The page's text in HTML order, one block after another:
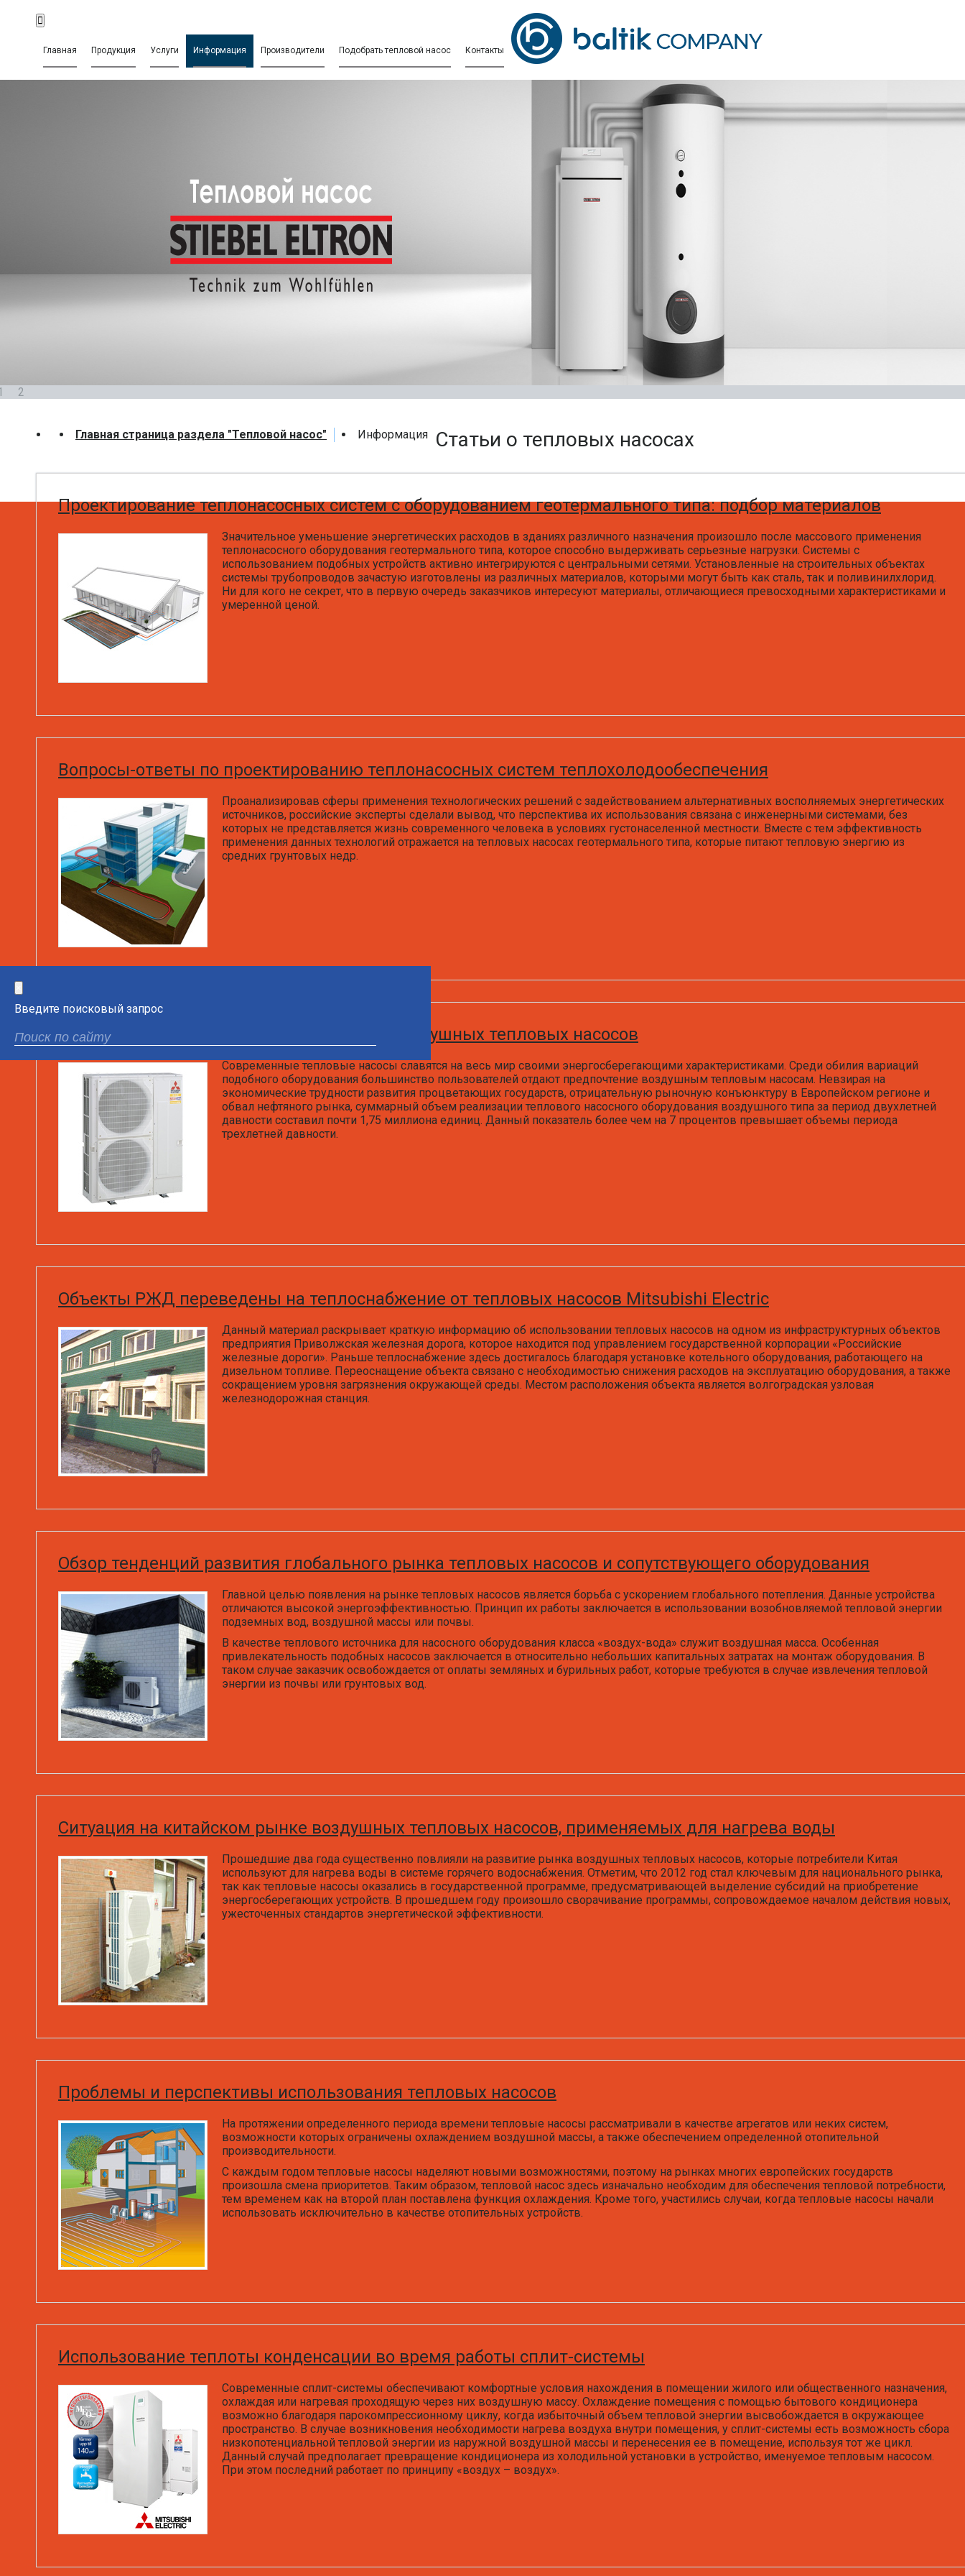
Главная Продукция Услуги Информация Производители Подобрать тепловой насос Контакты
Введите поисковый запрос
2
Главная страница раздела "Тепловой насос" Информация Статьи о тепловых насосах
Проектирование теплонасосных систем с оборудованием геотермального типа: подбор материалов
Значительное уменьшение энергетических расходов в зданиях различного назначения произошло после массового применения
теплонасосного оборудования геотермального типа, которое способно выдерживать серьезные нагрузки. Системы с
использованием подобных устройств активно интегрируются с центральными сетями. Установленные на строительных объектах
системы трубопроводов зачастую изготовлены из различных материалов, которыми могут быть как сталь, так и поливинилхлорид.
Ни для кого не секрет, что в первую очередь заказчиков интересуют материалы, отличающиеся превосходными характеристиками и
умеренной ценой.
Вопросы-ответы по проектированию теплонасосных систем теплохолодообеспечения
Проанализировав сферы применения технологических решений с задействованием альтернативных восполняемых энергетических
источников, российские эксперты сделали вывод, что перспектива их использования связана с инженерными системами, без
которых не представляется жизнь современного человека в условиях густонаселенной местности. Вместе с тем эффективность
применения данных технологий отражается на тепловых насосах геотермального типа, которые питают тепловую энергию из
средних грунтовых недр.
Развитие тенденций на мировом рынке воздушных тепловых насосов
Современные тепловые насосы славятся на весь мир своими энергосберегающими характеристиками. Среди обилия вариаций
подобного оборудования большинство пользователей отдают предпочтение воздушным тепловым насосам. Невзирая на
экономические трудности развития процветающих государств, отрицательную рыночную конъюнктуру в Европейском регионе и
обвал нефтяного рынка, суммарный объем реализации теплового насосного оборудования воздушного типа за период двухлетней
давности составил почти 1,75 миллиона единиц. Данный показатель более чем на 7 процентов превышает объемы периода
трехлетней давности.
Объекты РЖД переведены на теплоснабжение от тепловых насосов Mitsubishi Electric
Данный материал раскрывает краткую информацию об использовании тепловых насосов на одном из инфраструктурных объектов
предприятия Приволжская железная дорога, которое находится под управлением государственной корпорации «Российские
железные дороги». Раньше теплоснабжение здесь достигалось благодаря установке котельного оборудования, работающего на
дизельном топливе. Переоснащение объекта связано с необходимостью снижения расходов на эксплуатацию оборудования, а также
сокращением уровня загрязнения окружающей среды. Местом расположения объекта является волгоградская узловая
железнодорожная станция.
Обзор тенденций развития глобального рынка тепловых насосов и сопутствующего оборудования
Главной целью появления на рынке тепловых насосов является борьба с ускорением глобального потепления. Данные устройства
отличаются высокой энергоэффективностью. Принцип их работы заключается в использовании возобновляемой тепловой энергии
подземных вод, воздушной массы или почвы.
В качестве теплового источника для насосного оборудования класса «воздух-вода» служит воздушная масса. Особенная
привлекательность подобных насосов заключается в относительно небольших капитальных затратах на монтаж оборудования. В
таком случае заказчик освобождается от оплаты земляных и бурильных работ, которые требуются в случае извлечения тепловой
энергии из почвы или грунтовых вод.
Ситуация на китайском рынке воздушных тепловых насосов, применяемых для нагрева воды
Прошедшие два года существенно повлияли на развитие рынка воздушных тепловых насосов, которые потребители Китая
используют для нагрева воды в системе горячего водоснабжения. Отметим, что 2012 год стал ключевым для национального рынка,
так как тепловые насосы оказались в государственной программе, предусматривающей выделение субсидий на приобретение
энергосберегающих устройств. В прошедшем году произошло сворачивание программы, сопровождаемое началом действия новых,
ужесточенных стандартов энергетической эффективности.
Проблемы и перспективы использования тепловых насосов
На протяжении определенного периода времени тепловые насосы рассматривали в качестве агрегатов или неких систем,
возможности которых ограничены охлаждением воздушной массы, а также обеспечением определенной отопительной
производительности.
С каждым годом тепловые насосы наделяют новыми возможностями, поэтому на рынках многих европейских государств
произошла смена приоритетов. Таким образом, тепловой насос здесь изначально необходим для обеспечения тепловой потребности,
тем временем как на второй план поставлена функция охлаждения. Кроме того, участились случаи, когда тепловые насосы начали
использовать исключительно в качестве отопительных устройств.
Использование теплоты конденсации во время работы сплит-системы
Современные сплит-системы обеспечивают комфортные условия нахождения в помещении жилого или общественного назначения,
охлаждая или нагревая проходящую через них воздушную массу. Охлаждение помещения с помощью бытового кондиционера
возможно благодаря парокомпрессионному циклу, когда избыточный объем тепловой энергии высвобождается в окружающее
пространство. В случае возникновения необходимости нагрева воздуха внутри помещения, у сплит-системы есть возможность сбора
низкопотенциальной тепловой энергии из наружной воздушной массы и перенесения ее в помещение, используя тот же цикл.
Данный случай предполагает превращение кондиционера из холодильной установки в устройство, именуемое тепловым насосом.
При этом последний работает по принципу «воздух – воздух».